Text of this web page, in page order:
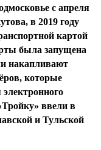
с апреля
в 2019 году
картой
была запущена
накапливают
которые
ввели в
и Тульской